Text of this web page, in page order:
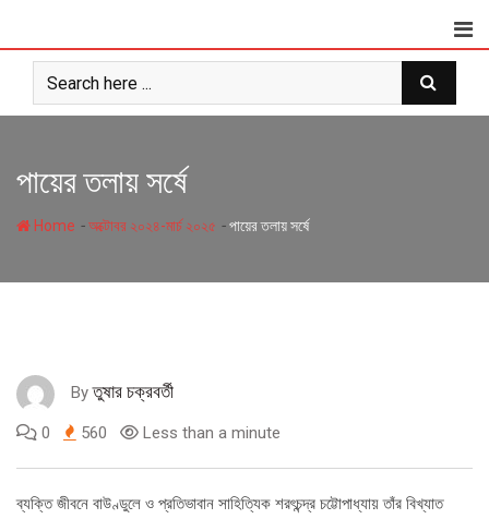
content
পায়ের তলায় সর্ষে
Home -অক্টোবর ২০২৪-মার্চ ২০২৫ -পায়ের তলায় সর্ষে
Byতুষার চক্রবর্তী
0 560 Less than a minute
ব্যক্তি জীবনে বাউণ্ডুলে ও প্রতিভাবান সাহিত্যিক শরৎচন্দ্র চট্টোপাধ্যায় তাঁর বিখ্যাত